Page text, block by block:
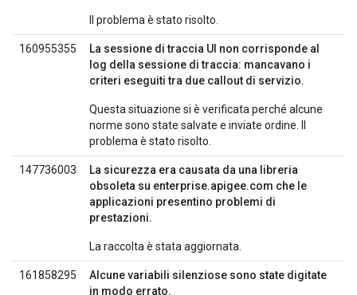
Il problema è stato risolto.
160955355
La sessione di traccia UI non corrisponde al
log della sessione di traccia: mancavano i
criteri eseguiti tra due callout di servizio.
Questa situazione si è verificata perché alcune
norme sono state salvate e inviate ordine. Il
problema è stato risolto.
147736003
La sicurezza era causata da una libreria
obsoleta su enterprise.apigee.com che le
applicazioni presentino problemi di
prestazioni.
La raccolta è stata aggiornata.
161858295
Alcune variabili silenziose sono state digitate
in modo errato.